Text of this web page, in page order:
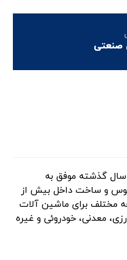
صنعتی
پتساکو در 18 سال گذشته موفق به
و ساخت داخل بیش از
قطعه مختلف برای ماشین آلات
معدنی، خودروئی و غیره